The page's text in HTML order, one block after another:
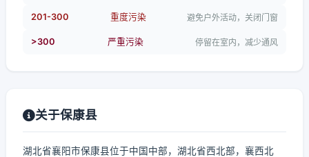
201-300 重度污染 避免户外活动，关闭门窗
>300 严重污染 停留在室内，减少通风
关于保康县
湖北省襄阳市保康县位于中国中部，湖北省西北部，襄西北